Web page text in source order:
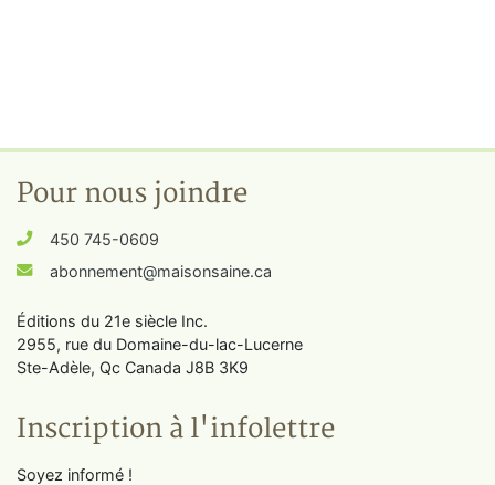
Pour nous joindre
450 745-0609
abonnement@maisonsaine.ca
Éditions du 21e siècle Inc.
2955, rue du Domaine-du-lac-Lucerne
Ste-Adèle, Qc Canada J8B 3K9
Inscription à l'infolettre
Soyez informé !